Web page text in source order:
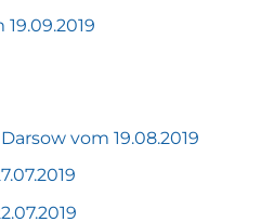
vom 19.08.2019